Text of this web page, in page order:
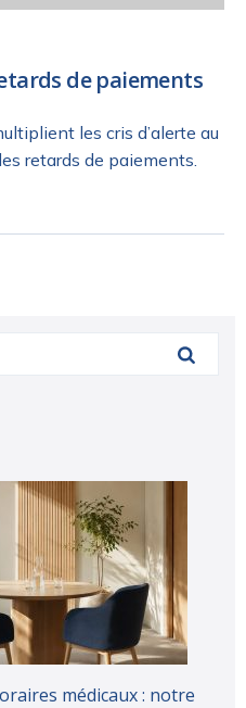
de paiements
les cris d’alerte au
retards de paiements.
médicaux : notre